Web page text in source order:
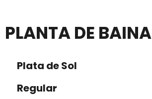
PLANTA DE BAINA
Plata de Sol
Regular